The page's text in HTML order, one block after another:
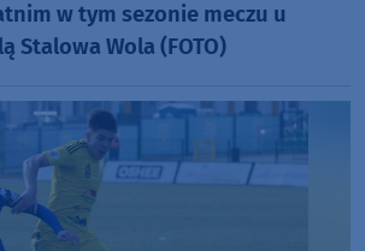
w tym sezonie meczu u
Stalowa Wola (FOTO)